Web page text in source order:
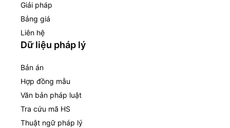
Giải pháp
Bảng giá
Liên hệ
Dữ liệu pháp lý
Bản án
Hợp đồng mẫu
Văn bản pháp luật
Tra cứu mã HS
Thuật ngữ pháp lý